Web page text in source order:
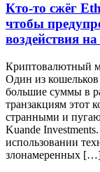
Кто-то сжёг
чтобы
воздействия
Криптовалютный
Один из кошельков
большие суммы в
транзакциям этот
странными и
Kuande
использовании
злонамеренных